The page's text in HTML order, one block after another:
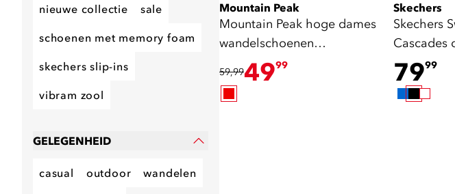
nieuwe collectie sale
schoenen met memory foam
skechers slip-ins
vibram zool
GELEGENHEID
casual outdoor wandelen
Mountain Peak
Mountain Peak hoge dames
wandelschoenen
bordeauxrood cat. A B
59,994999
Skechers
Skechers
Cascades
sneakers
7999